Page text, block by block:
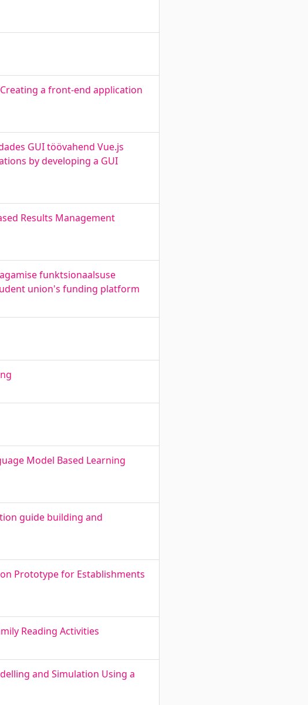
a front-end application
GUI töövahend Vue.js
by developing a GUI
Results Management
funktsionaalsuse
union's funding platform
Model Based Learning
guide building and
Prototype for Establishments
Reading Activities
and Simulation Using a